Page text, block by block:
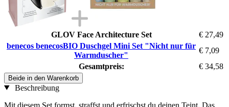
GLOV Face Architecture Set
€ 27,49
benecos benecosBIO Duschgel Mini Set "Nicht nur für
Warmduscher"
€ 7,09
Gesamtpreis:
€ 34,58
Beide in den Warenkorb
Beschreibung
Mit diesem Set formst, straffst und erfrischst du deinen Teint. Das